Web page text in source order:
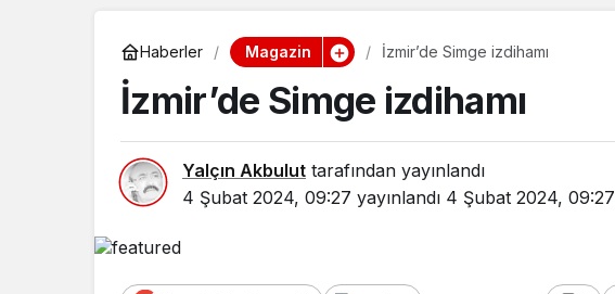
Haberler Magazin İzmir’de Simge izdihamı
İzmir’de Simge izdihamı
Yalçın Akbulut tarafından yayınlandı
4 Şubat 2024, 09:27 yayınlandı 4 Şubat 2024, 09:27